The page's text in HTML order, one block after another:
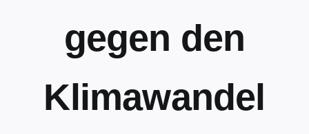
gegen den
Klimawandel